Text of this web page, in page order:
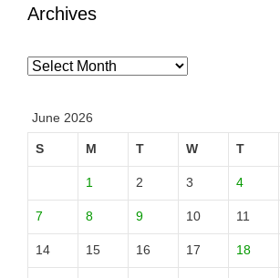
Archives
Archives
June 2026
S M T W T
1 2 3 4
7 8 9 10 11
14 15 16 17 18